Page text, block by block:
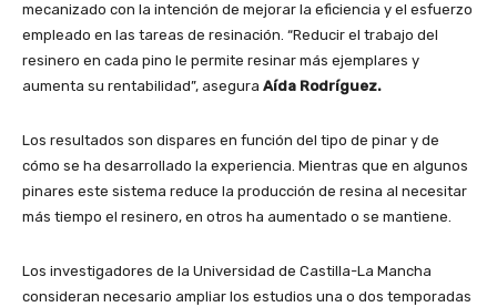
mecanizado con la intención de mejorar la eficiencia y el esfuerzo
empleado en las tareas de resinación. “Reducir el trabajo del
resinero en cada pino le permite resinar más ejemplares y
aumenta su rentabilidad”, asegura Aída Rodríguez.
Los resultados son dispares en función del tipo de pinar y de
cómo se ha desarrollado la experiencia. Mientras que en algunos
pinares este sistema reduce la producción de resina al necesitar
más tiempo el resinero, en otros ha aumentado o se mantiene.
Los investigadores de la Universidad de Castilla-La Mancha
consideran necesario ampliar los estudios una o dos temporadas